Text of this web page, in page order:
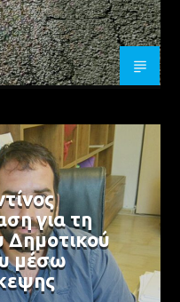
για τη
Δημοτικού
μέσω